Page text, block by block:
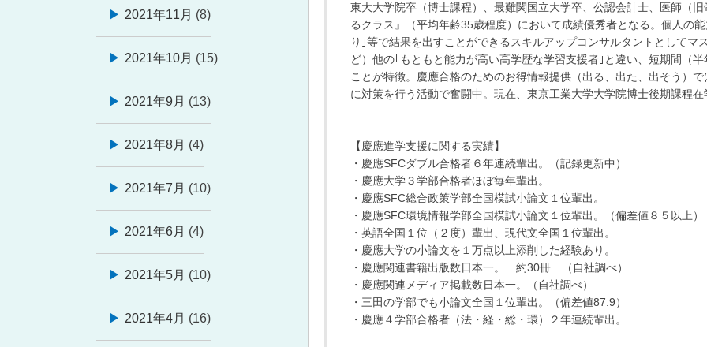
東大大学院卒（博士課程）、最難関国立大学卒、公認会計士、医師（
るクラス』（平均年齢35歳程度）において成績優秀者となる。個人の
り｣等で結果を出すことができるスキルアップコンサルタントとしてマ
ど）他の｢もともと能力が高い高学歴な学習支援者｣と違い、短期間（
ことが特徴。慶應合格のためのお得情報提供（出る、出た、出そう）
に対策を行う活動で奮闘中。現在、東京工業大学大学院博士後期課程在
【慶應進学支援に関する実績】
・慶應SFCダブル合格者６年連続輩出。（記録更新中）
・慶應大学３学部合格者ほぼ毎年輩出。
・慶應SFC総合政策学部全国模試小論文１位輩出。
・慶應SFC環境情報学部全国模試小論文１位輩出。（偏差値８５以上）
・英語全国１位（２度）輩出、現代文全国１位輩出。
・慶應大学の小論文を１万点以上添削した経験あり。
・慶應関連書籍出版数日本一。 約30冊 （自社調べ）
・慶應関連メディア掲載数日本一。（自社調べ）
・三田の学部でも小論文全国１位輩出。（偏差値87.9）
・慶應４学部合格者（法・経・総・環）２年連続輩出。
2021年11月 (8)
2021年10月 (15)
2021年9月 (13)
2021年8月 (4)
2021年7月 (10)
2021年6月 (4)
2021年5月 (10)
2021年4月 (16)